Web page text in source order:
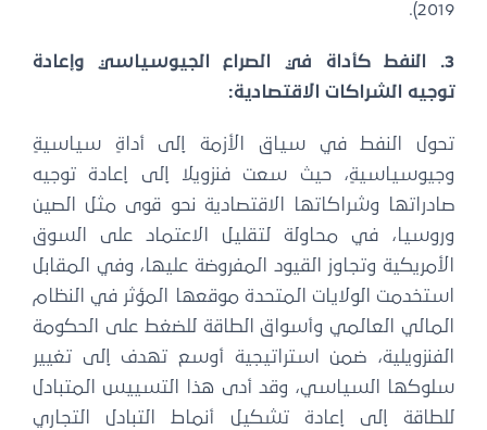
2019).
3. النفط كأداة في الصراع الجيوسياسي وإعادة
توجيه الشراكات الاقتصادية:
تحول النفط في سياق الأزمة إلى أداةٍ سياسيةٍ
وجيوسياسيةٍ، حيث سعت فنزويلا إلى إعادة توجيه
صادراتها وشراكاتها الاقتصادية نحو قوى مثل الصين
وروسيا، في محاولة لتقليل الاعتماد على السوق
الأمريكية وتجاوز القيود المفروضة عليها، وفي المقابل
استخدمت الولايات المتحدة موقعها المؤثر في النظام
المالي العالمي وأسواق الطاقة للضغط على الحكومة
الفنزويلية، ضمن استراتيجية أوسع تهدف إلى تغيير
سلوكها السياسي، وقد أدى هذا التسييس المتبادل
للطاقة إلى إعادة تشكيل أنماط التبادل التجاري